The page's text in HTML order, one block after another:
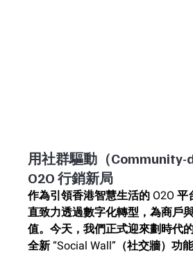
用社群驅動（
O2O 行銷新局
作為引領香港智慧生活的 O2O 平
直致力透過數字化轉型，為商戶
值。今天，我們正式迎來劃時代
全新 “Social Wall”（社交牆）功